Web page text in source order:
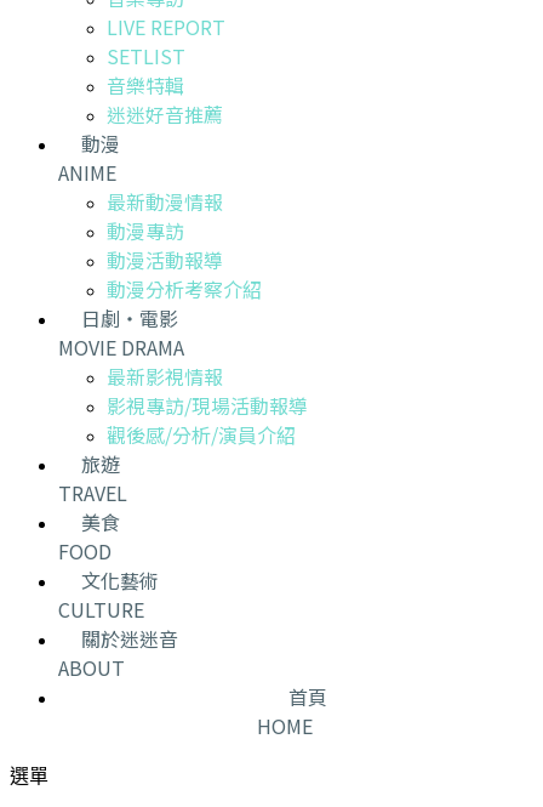
LIVE REPORT
SETLIST
音樂特輯
迷迷好音推薦
動漫
ANIME
最新動漫情報
動漫專訪
動漫活動報導
動漫分析考察介紹
日劇・電影
MOVIE DRAMA
最新影視情報
影視專訪/現場活動報導
觀後感/分析/演員介紹
旅遊
TRAVEL
美食
FOOD
文化藝術
CULTURE
關於迷迷音
ABOUT
首頁
HOME
選單